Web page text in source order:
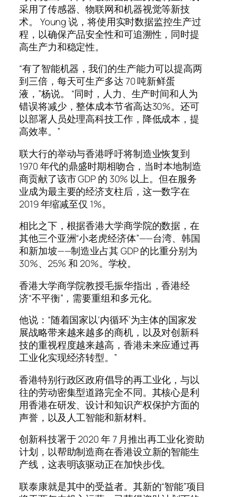
采用了传感器、物联网和机器视觉等新技
术。 Young 说，将使用实时数据监控生产过
程，以确保产品安全性和可追溯性，同时提
高生产力和稳定性。
“有了智能机器，我们的生产能力可以提高两
到三倍，每天可生产多达 70 吨新鲜蛋
液，”杨说。 “同时，人力、生产时间和人为
错误将减少，整体成本节省高达30%。还可
以部署人员处理高科技工作，降低成本，提
高效率。”
联大行的举动与香港呼吁将制造业恢复到
1970 年代的鼎盛时期相吻合，当时本地制造
商贡献了该市 GDP 的 30% 以上。但在服务
业成为最主要的经济支柱后，这一数字在
2019 年缩减至仅 1%。
相比之下，根据香港大学商学院的数据，在
其他三个亚洲“小老虎经济体”——台湾、韩国
和新加坡——制造业占其 GDP 的比重分别为
30%、25% 和 20%。学校。
香港大学商学院教授毛振华指出，香港经
济“不平衡”，需要重组和多元化。
他说：“随着国家以‘内循环’为主体的国家发
展战略带来越来越多的商机，以及对创新科
技的重视程度越来越高，香港未来应通过再
工业化实现经济转型。”
香港特别行政区政府倡导的再工业化，与以
往的劳动密集型道路完全不同。其核心是利
用香港在研发、设计和知识产权保护方面的
声誉，以及人工智能和新材料。
创新科技署于 2020 年 7 月推出再工业化资助
计划，以帮助制造商在香港设立新的智能生
产线，这表明该驱动正在加快步伐。
联泰康就是其中的受益者。其新的“智能”项目